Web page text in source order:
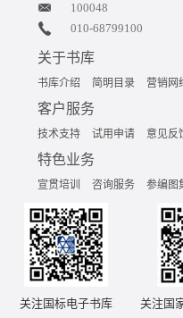
100048
010-68799100
关于书库
书库介绍 简明目录 营销网
客户服务
技术支持 试用申请 意见反
特色业务
宣贯培训 咨询服务 参编图
关注国标电子书库 关注国